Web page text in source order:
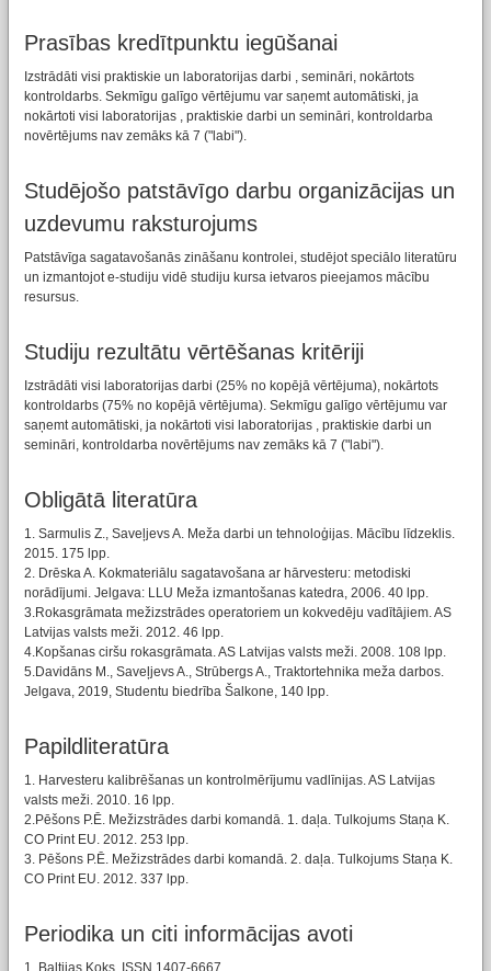
Prasības kredītpunktu iegūšanai
Izstrādāti visi praktiskie un laboratorijas darbi , semināri, nokārtots
kontroldarbs. Sekmīgu galīgo vērtējumu var saņemt automātiski, ja
nokārtoti visi laboratorijas , praktiskie darbi un semināri, kontroldarba
novērtējums nav zemāks kā 7 ("labi").
Studējošo patstāvīgo darbu organizācijas un
uzdevumu raksturojums
Patstāvīga sagatavošanās zināšanu kontrolei, studējot speciālo literatūru
un izmantojot e-studiju vidē studiju kursa ietvaros pieejamos mācību
resursus.
Studiju rezultātu vērtēšanas kritēriji
Izstrādāti visi laboratorijas darbi (25% no kopējā vērtējuma), nokārtots
kontroldarbs (75% no kopējā vērtējuma). Sekmīgu galīgo vērtējumu var
saņemt automātiski, ja nokārtoti visi laboratorijas , praktiskie darbi un
semināri, kontroldarba novērtējums nav zemāks kā 7 ("labi").
Obligātā literatūra
1. Sarmulis Z., Saveļjevs A. Meža darbi un tehnoloģijas. Mācību līdzeklis.
2015. 175 lpp.
2. Drēska A. Kokmateriālu sagatavošana ar hārvesteru: metodiski
norādījumi. Jelgava: LLU Meža izmantošanas katedra, 2006. 40 lpp.
3.Rokasgrāmata mežizstrādes operatoriem un kokvedēju vadītājiem. AS
Latvijas valsts meži. 2012. 46 lpp.
4.Kopšanas ciršu rokasgrāmata. AS Latvijas valsts meži. 2008. 108 lpp.
5.Davidāns M., Saveļjevs A., Strūbergs A., Traktortehnika meža darbos.
Jelgava, 2019, Studentu biedrība Šalkone, 140 lpp.
Papildliteratūra
1. Harvesteru kalibrēšanas un kontrolmērījumu vadlīnijas. AS Latvijas
valsts meži. 2010. 16 lpp.
2.Pēšons P.Ē. Mežizstrādes darbi komandā. 1. daļa. Tulkojums Staņa K.
CO Print EU. 2012. 253 lpp.
3. Pēšons P.Ē. Mežizstrādes darbi komandā. 2. daļa. Tulkojums Staņa K.
CO Print EU. 2012. 337 lpp.
Periodika un citi informācijas avoti
1. Baltijas Koks. ISSN 1407-6667